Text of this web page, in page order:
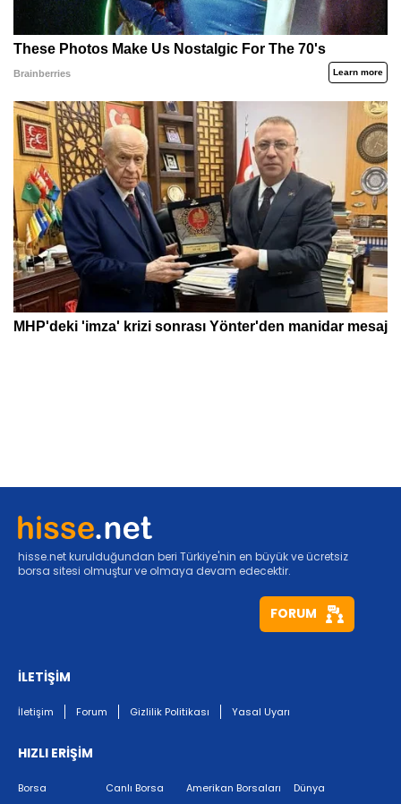
hisse.net kurulduğundan beri Türkiye'nin en büyük ve ücretsiz
borsa sitesi olmuştur ve olmaya devam edecektir.
FORUM
İLETİŞİM
İletişim Forum Gizlilik Politikası Yasal Uyarı
HIZLI ERİŞİM
Borsa
Canlı Borsa
Amerikan Borsaları
Dünya